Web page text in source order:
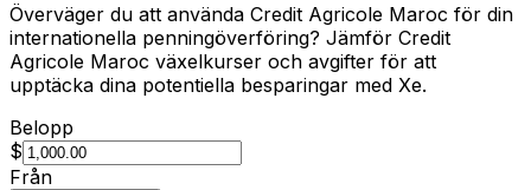
Överväger du att använda Credit Agricole Maroc för din
internationella penningöverföring? Jämför Credit
Agricole Maroc växelkurser och avgifter för att
upptäcka dina potentiella besparingar med Xe.
Belopp
$
Från